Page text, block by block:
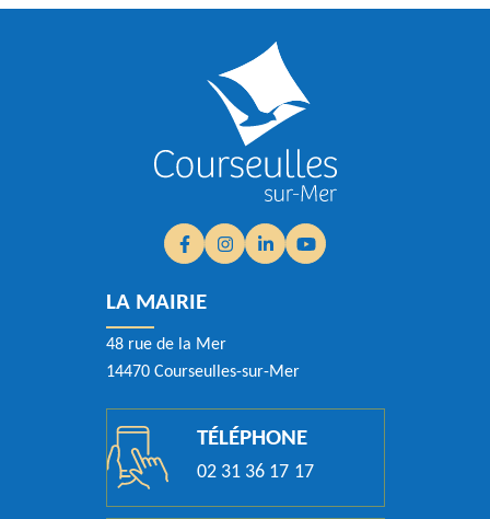
Facebook
(ouverture dans un nouvel onglet)
Instagram
(ouverture dans un nouvel onglet)
Linkedin
(ouverture dans un nouvel
YouTube
(ouverture dans un
LA MAIRIE
48 rue de la Mer
14470 Courseulles-sur-Mer
TÉLÉPHONE
02 31 36 17 17